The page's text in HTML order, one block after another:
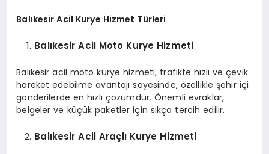
Balıkesir Acil Kurye Hizmet Türleri
Balıkesir Acil Moto Kurye Hizmeti
Balıkesir acil moto kurye hizmeti, trafikte hızlı ve çevik
hareket edebilme avantajı sayesinde, özellikle şehir içi
gönderilerde en hızlı çözümdür. Önemli evraklar,
belgeler ve küçük paketler için sıkça tercih edilir.
Balıkesir Acil Araçlı Kurye Hizmeti